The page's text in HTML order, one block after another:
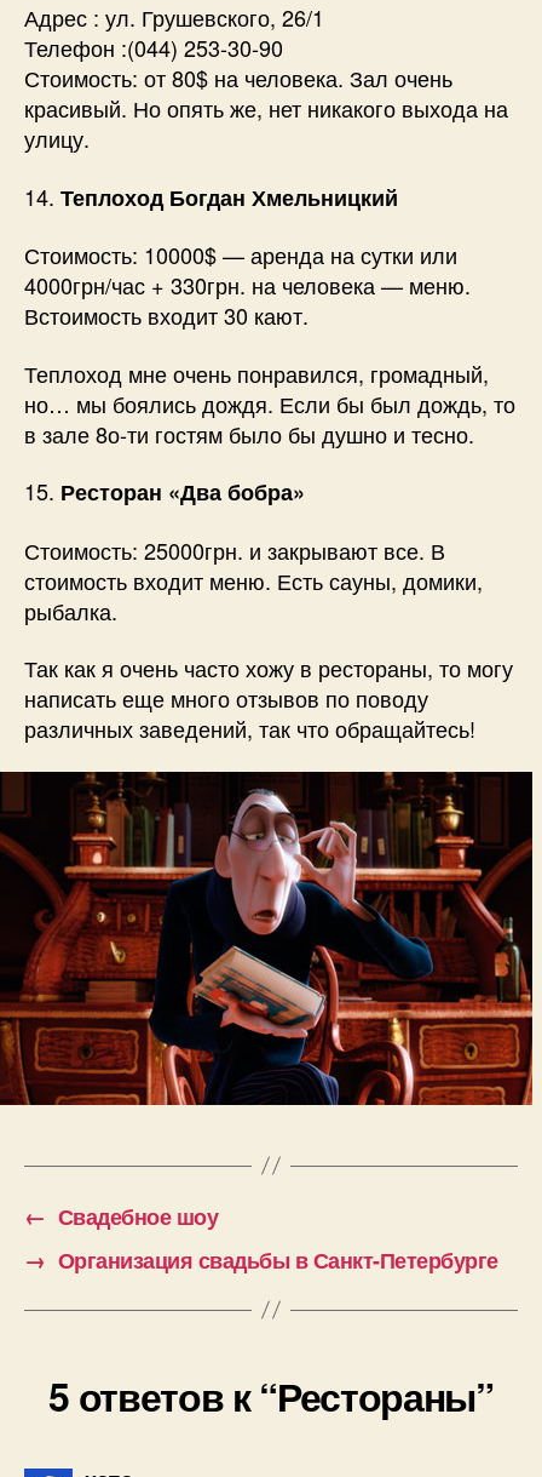
Адрес : ул. Грушевского, 26/1
Телефон :(044) 253-30-90
Стоимость: от 80$ на человека. Зал очень
красивый. Но опять же, нет никакого выхода на
улицу.
14. Теплоход Богдан Хмельницкий
Стоимость: 10000$ — аренда на сутки или
4000грн/час + 330грн. на человека — меню.
Встоимость входит 30 кают.
Теплоход мне очень понравился, громадный,
но… мы боялись дождя. Если бы был дождь, то
в зале 8о-ти гостям было бы душно и тесно.
15. Ресторан «Два бобра»
Стоимость: 25000грн. и закрывают все. В
стоимость входит меню. Есть сауны, домики,
рыбалка.
Так как я очень часто хожу в рестораны, то могу
написать еще много отзывов по поводу
различных заведений, так что обращайтесь!
← Свадебное шоу
→ Организация свадьбы в Санкт-Петербурге
5 ответов к “Рестораны”